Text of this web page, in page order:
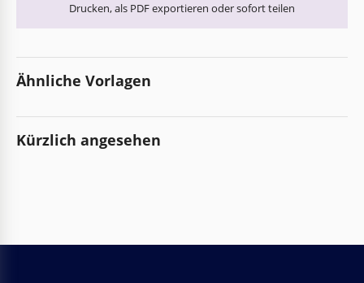
Drucken, als PDF exportieren oder sofort teilen
Ähnliche Vorlagen
Kürzlich angesehen